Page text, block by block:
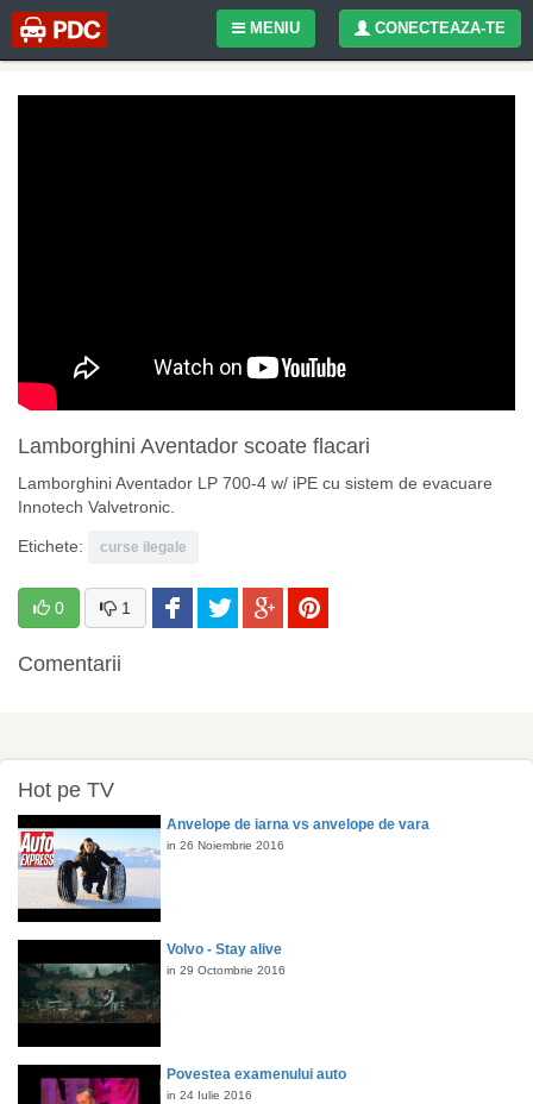
CONECTEAZA-TE
MENIU
Lamborghini Aventador scoate flacari
Lamborghini Aventador LP 700-4 w/ iPE cu sistem de evacuare
Innotech Valvetronic.
Etichete: curse ilegale
0 1
Comentarii
Hot pe TV
Anvelope de iarna vs anvelope de vara
in 26 Noiembrie 2016
Volvo - Stay alive
in 29 Octombrie 2016
Povestea examenului auto
in 24 Iulie 2016